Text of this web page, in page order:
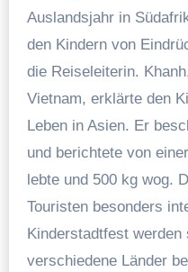
Auslandsjahr in
den Kindern von
die Reiseleiterin.
Vietnam, erklärte den
Leben in Asien. Er
und berichtete von
lebte und 500 kg wog.
Touristen besonders
Kinderstadtfest
verschiedene Länder